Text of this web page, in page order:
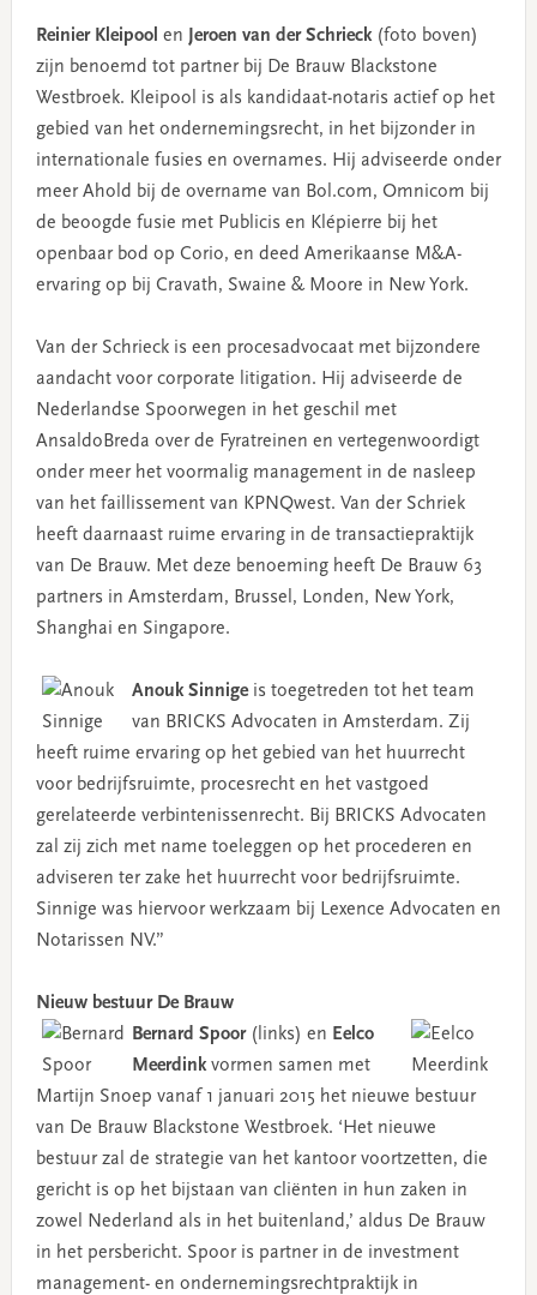
Reinier Kleipool en Jeroen van der Schrieck(foto boven)
zijn benoemd tot partner bij De Brauw Blackstone
Westbroek. Kleipool is als kandidaat-notaris actief op het
gebied van het ondernemingsrecht, in het bijzonder in
internationale fusies en overnames. Hij adviseerde onder
meer Ahold bij de overname van Bol.com, Omnicom bij
de beoogde fusie met Publicis en Klépierre bij het
openbaar bod op Corio, en deed Amerikaanse M&A-
ervaring op bij Cravath, Swaine & Moore in New York.
Van der Schrieck is een procesadvocaat met bijzondere
aandacht voor corporate litigation. Hij adviseerde de
Nederlandse Spoorwegen in het geschil met
AnsaldoBreda over de Fyratreinen en vertegenwoordigt
onder meer het voormalig management in de nasleep
van het faillissement van KPNQwest. Van der Schriek
heeft daarnaast ruime ervaring in de transactiepraktijk
van De Brauw. Met deze benoeming heeft De Brauw 63
partners in Amsterdam, Brussel, Londen, New York,
Shanghai en Singapore.
Anouk Sinnigeis toegetreden tot het team
van BRICKS Advocaten in Amsterdam. Zij
heeft ruime ervaring op het gebied van het huurrecht
voor bedrijfsruimte, procesrecht en het vastgoed
gerelateerde verbintenissenrecht. Bij BRICKS Advocaten
zal zij zich met name toeleggen op het procederen en
adviseren ter zake het huurrecht voor bedrijfsruimte.
Sinnige was hiervoor werkzaam bij Lexence Advocaten en
Notarissen NV.”
Nieuw bestuur De Brauw
Bernard Spoor(links) en Eelco
Meerdinkvormen samen met
Martijn Snoep vanaf 1 januari 2015 het nieuwe bestuur
van De Brauw Blackstone Westbroek. ‘Het nieuwe
bestuur zal de strategie van het kantoor voortzetten, die
gericht is op het bijstaan van cliënten in hun zaken in
zowel Nederland als in het buitenland,’ aldus De Brauw
in het persbericht. Spoor is partner in de investment
management- en ondernemingsrechtpraktijk in